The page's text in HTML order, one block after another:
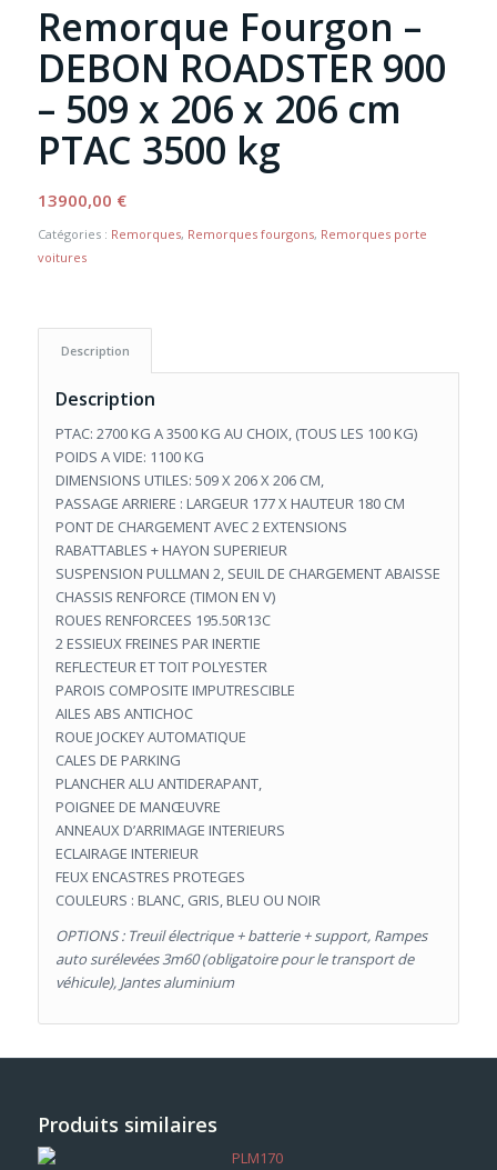
Remorque Fourgon –
DEBON ROADSTER 900
– 509 x 206 x 206 cm
PTAC 3500 kg
13900,00 €
Catégories : Remorques, Remorques fourgons, Remorques porte
voitures
Description
Description
PTAC: 2700 KG A 3500 KG AU CHOIX, (TOUS LES 100 KG)
POIDS A VIDE: 1100 KG
DIMENSIONS UTILES: 509 X 206 X 206 CM,
PASSAGE ARRIERE : LARGEUR 177 X HAUTEUR 180 CM
PONT DE CHARGEMENT AVEC 2 EXTENSIONS
RABATTABLES + HAYON SUPERIEUR
SUSPENSION PULLMAN 2, SEUIL DE CHARGEMENT ABAISSE
CHASSIS RENFORCE (TIMON EN V)
ROUES RENFORCEES 195.50R13C
2 ESSIEUX FREINES PAR INERTIE
REFLECTEUR ET TOIT POLYESTER
PAROIS COMPOSITE IMPUTRESCIBLE
AILES ABS ANTICHOC
ROUE JOCKEY AUTOMATIQUE
CALES DE PARKING
PLANCHER ALU ANTIDERAPANT,
POIGNEE DE MANŒUVRE
ANNEAUX D’ARRIMAGE INTERIEURS
ECLAIRAGE INTERIEUR
FEUX ENCASTRES PROTEGES
COULEURS : BLANC, GRIS, BLEU OU NOIR
OPTIONS : Treuil électrique + batterie + support, Rampes
auto surélevées 3m60 (obligatoire pour le transport de
véhicule), Jantes aluminium
Produits similaires